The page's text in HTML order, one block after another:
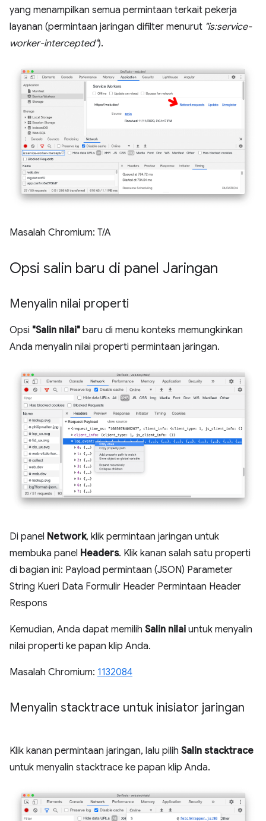
yang menampilkan semua permintaan terkait pekerja
layanan (permintaan jaringan difilter menurut "is:service-
worker-intercepted").
Masalah Chromium: T/A
Opsi salin baru di panel Jaringan
Menyalin nilai properti
Opsi "Salin nilai" baru di menu konteks memungkinkan
Anda menyalin nilai properti permintaan jaringan.
Di panel Network, klik permintaan jaringan untuk
membuka panel Headers. Klik kanan salah satu properti
di bagian ini: Payload permintaan (JSON) Parameter
String Kueri Data Formulir Header Permintaan Header
Respons
Kemudian, Anda dapat memilih Salin nilai untuk menyalin
nilai properti ke papan klip Anda.
Masalah Chromium: 1132084
Menyalin stacktrace untuk inisiator jaringan
Klik kanan permintaan jaringan, lalu pilih Salin stacktrace
untuk menyalin stacktrace ke papan klip Anda.